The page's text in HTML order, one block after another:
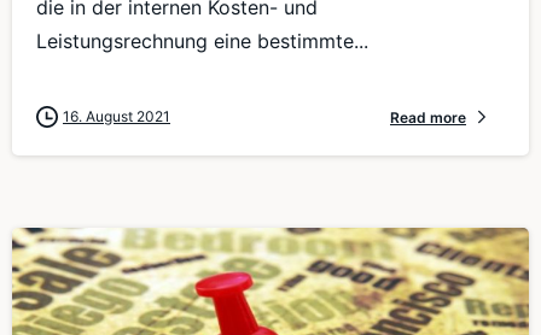
die in der internen Kosten- und
Leistungsrechnung eine bestimmte...
16. August 2021 Read more